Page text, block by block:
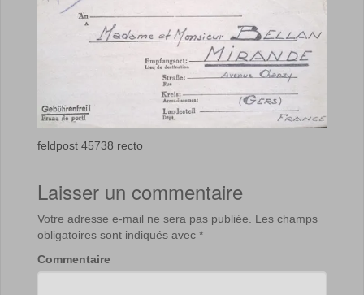
feldpost 45738 recto
Laisser un commentaire
Votre adresse e-mail ne sera pas publiée.
Les champs
obligatoires sont indiqués avec *
Commentaire